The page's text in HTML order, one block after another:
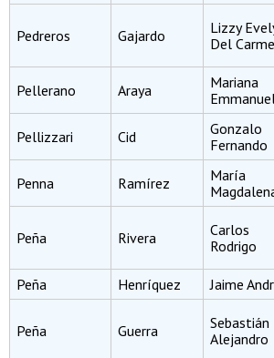
Pedreros Gajardo
Lizzy
Del
Pellerano Araya
Mariana
Pellizzari Cid
Gonzalo
Fernando
Penna Ramírez
María
Peña Rivera
Carlos
Rodrigo
Peña
Henríquez Jaime
Peña Guerra
Sebastián
Alejandro